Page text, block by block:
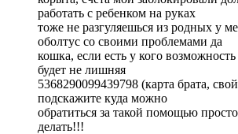
работать с ребенком на руках
тоже не разгуляешься из родных у
оболтус со своими проблемами да
кошка, если есть у кого
будет не лишняя
5368290099439798 (карта брата,
подскажите куда можно
обратиться за такой помощью
делать!!!